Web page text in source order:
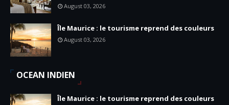
August 03, 2026
Île Maurice : le tourisme reprend des couleurs
August 03, 2026
OCEAN INDIEN
Île Maurice : le tourisme reprend des couleurs